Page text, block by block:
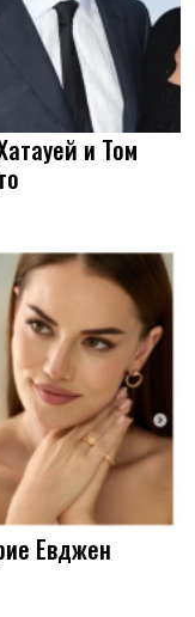
и Том
Евджен